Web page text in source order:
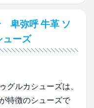
卑弥呼 牛革 ソ
ューズ
グルカシューズは、
特徴のシューズで